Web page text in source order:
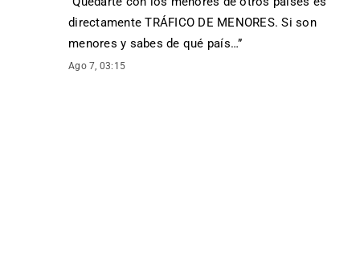
directamente TRÁFICO DE MENORES. Si son
menores y sabes de qué país…”
Ago 7, 03:15